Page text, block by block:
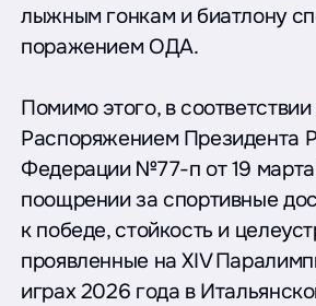
лыжным гонкам и биатлону
поражением ОДА.
Помимо этого, в соответствии
Распоряжением Президента
Федерации №77-п от 19
поощрении за спортивные
к победе, стойкость и
проявленные на XIV
играх 2026 года в